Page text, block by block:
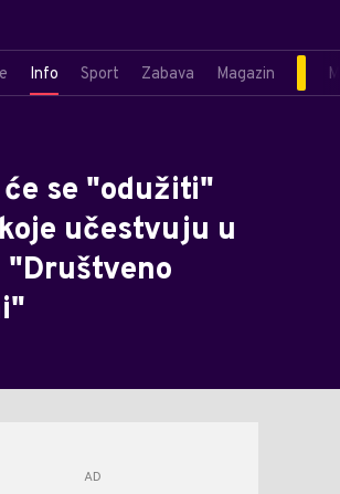
Info Sport Zabava Magazin
će se "odužiti"
učestvuju u